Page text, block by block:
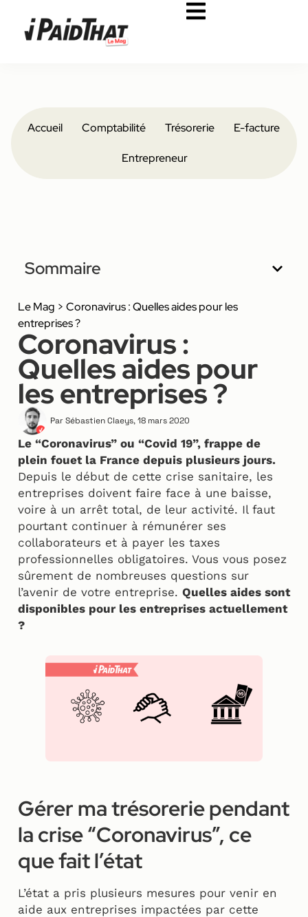
Accueil Comptabilité Trésorerie E-facture
Entrepreneur
Sommaire
Le Mag > Coronavirus : Quelles aides pour les
entreprises ?
Coronavirus :
Quelles aides pour
les entreprises ?
Par Sébastien Claeys,18 mars 2020
Le “Coronavirus” ou “Covid 19”, frappe de
plein fouet la France depuis plusieurs jours.
Depuis le début de cette crise sanitaire, les
entreprises doivent faire face à une baisse,
voire à un arrêt total, de leur activité. Il faut
pourtant continuer à rémunérer ses
collaborateurs et à payer les taxes
professionnelles obligatoires. Vous vous posez
sûrement de nombreuses questions sur
l’avenir de votre entreprise. Quelles aides sont
disponibles pour les entreprises actuellement
?
Gérer ma trésorerie pendant
la crise “Coronavirus”, ce
que fait l’état
L’état a pris plusieurs mesures pour venir en
aide aux entreprises impactées par cette